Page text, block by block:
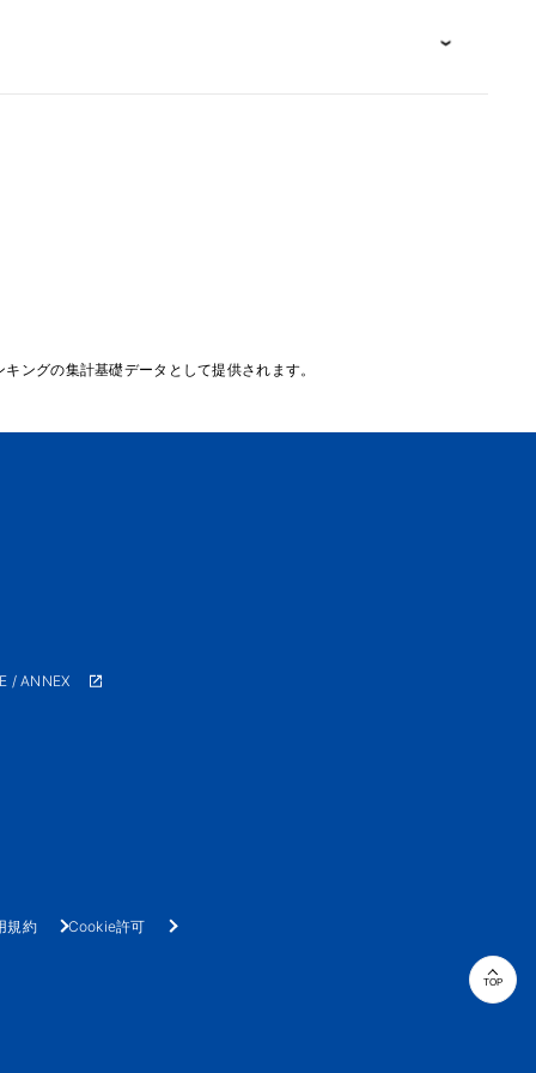
TOP
ングの集計基礎データとして提供されます。
/ ANNEX
規約 Cookie許可